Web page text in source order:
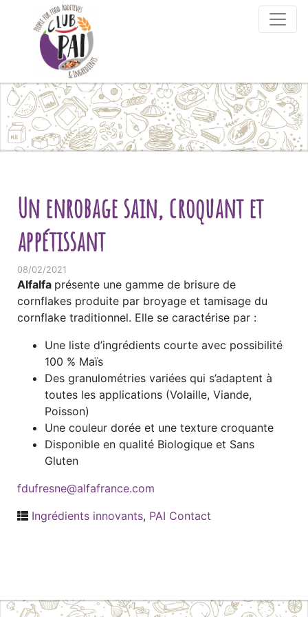
Skip to content
Un enrobage sain, croquant et
appétissant
08/02/2021
Alfalfa présente une gamme de brisure de
cornflakes produite par broyage et tamisage du
cornflake traditionnel. Elle se caractérise par :
Une liste d’ingrédients courte avec possibilité
100 % Maïs
Des granulométries variées qui s’adaptent à
toutes les applications (Volaille, Viande,
Poisson)
Une couleur dorée et une texture croquante
Disponible en qualité Biologique et Sans
Gluten
fdufresne@alfafrance.com
Ingrédients innovants, PAI Contact